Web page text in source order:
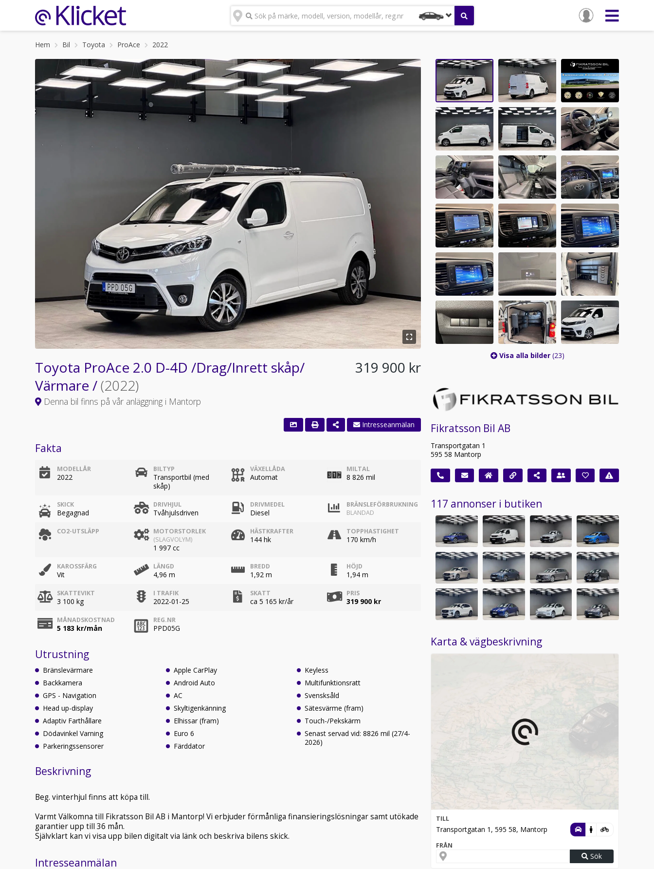
Sök på märke, modell, version, modellår, reg.nr
Hem Bil Toyota ProAce 2022
Toyota ProAce 2.0 D-4D /Drag/Inrett skåp/
Värmare /(2022)
Denna bil finns på vår anläggning i Mantorp
319 900 kr
Intresseanmälan
Fakta
MODELLÅR
2022
BILTYP
Transportbil (med
skåp)
VÄXELLÅDA
Automat
MILTAL
8 826 mil
SKICK
Begagnad
DRIVHJUL
Tvåhjulsdriven
DRIVMEDEL
Diesel
BRÄNSLEFÖRBRUKNING
BLANDAD
CO2-UTSLÄPP
MOTORSTORLEK
(SLAGVOLYM)
1 997 cc
HÄSTKRAFTER
144 hk
TOPPHASTIGHET
170 km/h
KAROSSFÄRG
Vit
LÄNGD
4,96 m
BREDD
1,92 m
HÖJD
1,94 m
SKATTEVIKT
3 100 kg
I TRAFIK
2022-01-25
SKATT
ca 5 165 kr/år
PRIS
319 900 kr
MÅNADSKOSTNAD
5 183 kr/mån
REG.NR
PPD05G
Utrustning
Bränslevärmare
Backkamera
GPS - Navigation
Head up-display
Adaptiv Farthållare
Dödavinkel Varning
Parkeringssensorer
Apple CarPlay
Android Auto
AC
Skyltigenkänning
Elhissar (fram)
Euro 6
Färddator
Keyless
Multifunktionsratt
Svensksåld
Sätesvärme (fram)
Touch-/Pekskärm
Senast servad vid: 8826 mil (27/4-
2026)
Beskrivning
Beg. vinterhjul finns att köpa till.
Varmt Välkomna till Fikratsson Bil AB i Mantorp! Vi erbjuder förmånliga finansieringslösningar samt utökade
garantier upp till 36 mån.
Självklart kan vi visa upp bilen digitalt via länk och beskriva bilens skick.
Intresseanmälan
Visa alla bilder (23)
Fikratsson Bil AB
Transportgatan 1
595 58 Mantorp
117 annonser i butiken
Karta & vägbeskrivning
TILL
Transportgatan 1, 595 58, Mantorp
FRÅN
Sök